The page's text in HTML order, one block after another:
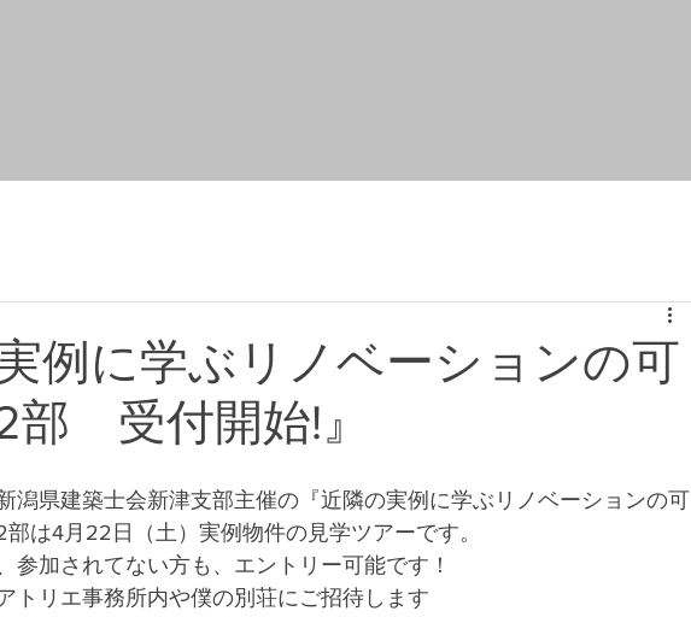
例に学ぶリノベーションの可
受付開始!』
潟県建築士会新津支部主催の『近隣の実例に学ぶリノベーションの可
は4月22日（土）実例物件の見学ツアーです。
参加されてない方も、エントリー可能です！
トリエ事務所内や僕の別荘にご招待します